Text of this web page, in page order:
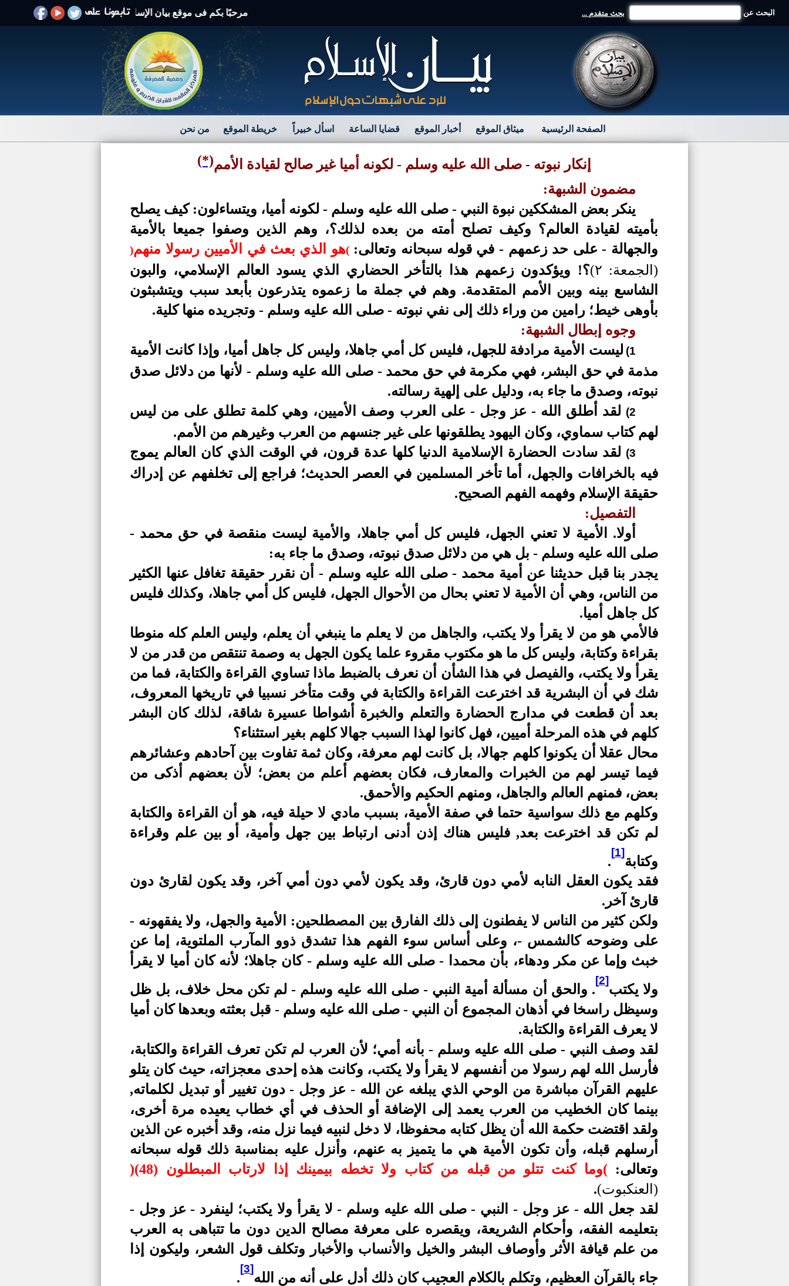
مرحبًا بكم فى موقع بيان الإسلام الرد على الافتراءات والشبهات بحث متقدم ... البحث عن
الصفحة الرئيسية ميثاق الموقع أخبار الموقع قضايا الساعة اسأل خبيراً خريطة الموقع من نحن
إنكار نبوته - صلى الله عليه وسلم - لكونه أميا غير صالح لقيادة الأمم(*)
مضمون الشبهة:
ينكر بعض المشككين نبوة النبي - صلى الله عليه وسلم - لكونه أميا، ويتساءلون: كيف يصلح
بأميته لقيادة العالم؟ وكيف تصلح أمته من بعده لذلك؟، وهم الذين وصفوا جميعا بالأمية
والجهالة - على حد زعمهم - في قوله سبحانه وتعالى:)هو الذي بعث في الأميين رسولا منهم(
(الجمعة: ٢)
؟! ويؤكدون زعمهم هذا بالتأخر الحضاري الذي يسود العالم الإسلامي، والبون
الشاسع بينه وبين الأمم المتقدمة. وهم في جملة ما زعموه يتذرعون بأبعد سبب ويتشبثون
بأوهى خيط؛ رامين من وراء ذلك إلى نفي نبوته - صلى الله عليه وسلم - وتجريده منها كلية.
وجوه إبطال الشبهة:
1) ليست الأمية مرادفة للجهل، فليس كل أمي جاهلا، وليس كل جاهل أميا، وإذا كانت الأمية
مذمة في حق البشر، فهي مكرمة في حق محمد -صلى الله عليه وسلم - لأنها من دلائل صدق
نبوته، وصدق ما جاء به، ودليل على إلهية رسالته.
2) لقد أطلق الله - عز وجل - على العرب وصف الأميين، وهي كلمة تطلق على من ليس
لهم كتاب سماوي، وكان اليهود يطلقونها على غير جنسهم من العرب وغيرهم من الأمم.
3)
لقد سادت الحضارة الإسلامية الدنيا كلها عدة قرون، في الوقت الذي كان العالم يموج
فيه بالخرافات والجهل، أما تأخر المسلمين في العصر الحديث؛ فراجع إلى تخلفهم عن إدراك
حقيقة الإسلام وفهمه الفهم الصحيح.
التفصيل:
أولا. الأمية لا تعني الجهل، فليس كل أمي جاهلا، والأمية ليست منقصة في حق محمد -
صلى الله عليه وسلم - بل هي من دلائل صدق نبوته، وصدق ما جاء به:
يجدر بنا قبل حديثنا عن أمية محمد - صلى الله عليه وسلم - أن نقرر حقيقة تغافل عنها الكثير
من الناس، وهي أن الأمية لا تعني بحال من الأحوال الجهل، فليس كل أمي جاهلا، وكذلك فليس
كل جاهل أميا.
فالأمي هو من لا يقرأ ولا يكتب، والجاهل من لا يعلم ما ينبغي أن يعلم، وليس العلم كله منوطا
بقراءة وكتابة، وليس كل ما هو مكتوب مقروء علما يكون الجهل به وصمة تنتقص من قدر من لا
يقرأ ولا يكتب، والفيصل في هذا الشأن أن نعرف بالضبط ماذا تساوي القراءة والكتابة، فما من
شك في أن البشرية قد اخترعت القراءة والكتابة في وقت متأخر نسبيا في تاريخها المعروف،
بعد أن قطعت في مدارج الحضارة والتعلم والخبرة أشواطا عسيرة شاقة، لذلك كان البشر
كلهم في هذه المرحلة أميين، فهل كانوا لهذا السبب جهالا كلهم بغير استثناء؟
محال عقلا أن يكونوا كلهم جهالا، بل كانت لهم معرفة، وكان ثمة تفاوت بين آحادهم وعشائرهم
فيما تيسر لهم من الخبرات والمعارف، فكان بعضهم أعلم من بعض؛ لأن بعضهم أذكى من
بعض، فمنهم العالم والجاهل، ومنهم الحكيم والأحمق.
وكلهم مع ذلك سواسية حتما في صفة الأمية، بسبب مادي لا حيلة فيه، هو أن القراءة والكتابة
لم تكن قد اخترعت بعد, فليس هناك إذن أدنى ارتباط بين جهل وأمية، أو بين علم وقراءة
وكتابة
[1]
.
فقد يكون العقل النابه لأمي دون قارئ، وقد يكون لأمي دون أمي آخر، وقد يكون لقارئ دون
قارئ آخر.
ولكن كثير من الناس لا يفطنون إلى ذلك الفارق بين المصطلحين: الأمية والجهل، ولا يفقهونه -
على وضوحه كالشمس -، وعلى أساس سوء الفهم هذا تشدق ذوو المآرب الملتوية، إما عن
خبث وإما عن مكر ودهاء، بأن محمدا - صلى الله عليه وسلم - كان جاهلا؛ لأنه كان أميا لا يقرأ
ولا يكتب
[2]
. والحق أن مسألة أمية النبي - صلى الله عليه وسلم - لم تكن محل خلاف، بل ظل
وسيظل راسخا في أذهان المجموع أن النبي - صلى الله عليه وسلم - قبل بعثته وبعدها كان أميا
لا يعرف القراءة والكتابة.
لقد وصف النبي - صلى الله عليه وسلم - بأنه أمي؛ لأن العرب لم تكن تعرف القراءة والكتابة،
فأرسل الله لهم رسولا من أنفسهم لا يقرأ ولا يكتب، وكانت هذه إحدى معجزاته، حيث كان يتلو
عليهم القرآن مباشرة من الوحي الذي يبلغه عن الله - عز وجل - دون تغيير أو تبديل لكلماته,
بينما كان الخطيب من العرب يعمد إلى الإضافة أو الحذف في أي خطاب يعيده مرة أخرى،
ولقد اقتضت حكمة الله أن يظل كتابه محفوظا، لا دخل لنبيه فيما نزل منه، وقد أخبره عن الذين
أرسلهم قبله، وأن تكون الأمية هي ما يتميز به عنهم، وأنزل عليه بمناسبة ذلك قوله سبحانه
وتعالى:)وما كنت تتلو من قبله من كتاب ولا تخطه بيمينك إذا لارتاب المبطلون (48)
(
(العنكبوت).
لقد جعل الله - عز وجل - النبي - صلى الله عليه وسلم - لا يقرأ ولا يكتب؛ لينفرد - عز وجل -
بتعليمه الفقه، وأحكام الشريعة، ويقصره على معرفة مصالح الدين دون ما تتباهى به العرب
من علم قيافة الأثر وأوصاف البشر والخيل والأنساب والأخبار وتكلف قول الشعر، وليكون إذا
جاء بالقرآن العظيم، وتكلم بالكلام العجيب كان ذلك أدل على أنه من الله
[3]
.